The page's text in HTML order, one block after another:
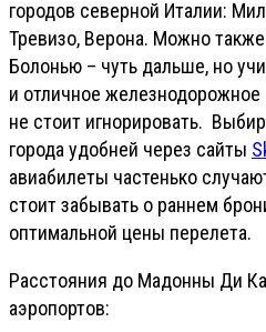
городов северной Италии:
Тревизо, Верона. Можно
Болонью – чуть дальше, но
и отличное
не стоит игнорировать.
города удобней через сайты
авиабилеты частенько
стоит забывать о раннем
оптимальной цены перелета.
Расстояния до Мадонны Ди
аэропортов: